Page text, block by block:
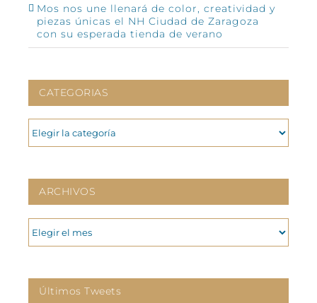
Mos nos une llenará de color, creatividad y
piezas únicas el NH Ciudad de Zaragoza
con su esperada tienda de verano
CATEGORIAS
CATEGORIAS
ARCHIVOS
ARCHIVOS
Últimos Tweets